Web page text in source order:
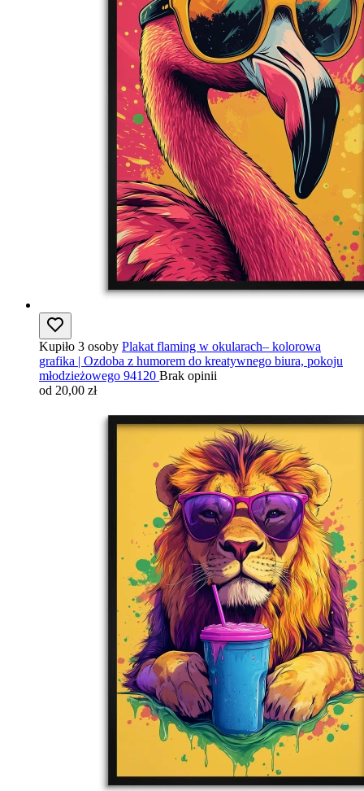
Kupiło 3 osoby Plakat flaming w okularach– kolorowa
grafika | Ozdoba z humorem do kreatywnego biura, pokoju
młodzieżowego 94120 Brak opinii
od 20,00 zł